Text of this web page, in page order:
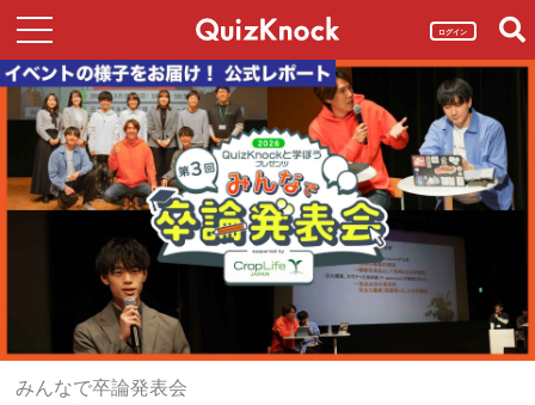
ログイン
みんなで卒論発表会